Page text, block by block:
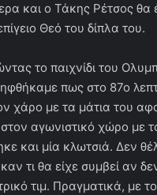
και ο Τάκης Ρέτσος θα
Θεό του δίπλα του.
το παιχνίδι του
πως στο 87ο
χάρο με τα μάτια του
αγωνιστικό χώρο με
και μία κλωτσιά. Δεν
τι θα είχε συμβεί αν
τιμ. Πραγματικά, με